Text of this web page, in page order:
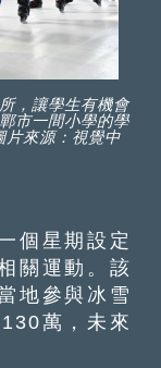
，讓學生有機會
市一間小學的學
片來源：視覺中
星期設定
關運動。該
地參與冰雪
萬，未來